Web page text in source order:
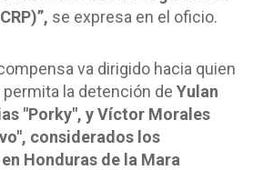
se expresa en el oficio.
va dirigido hacia quien
la detención de Yulan
"Porky", y Víctor Morales
considerados los
Honduras de la Mara